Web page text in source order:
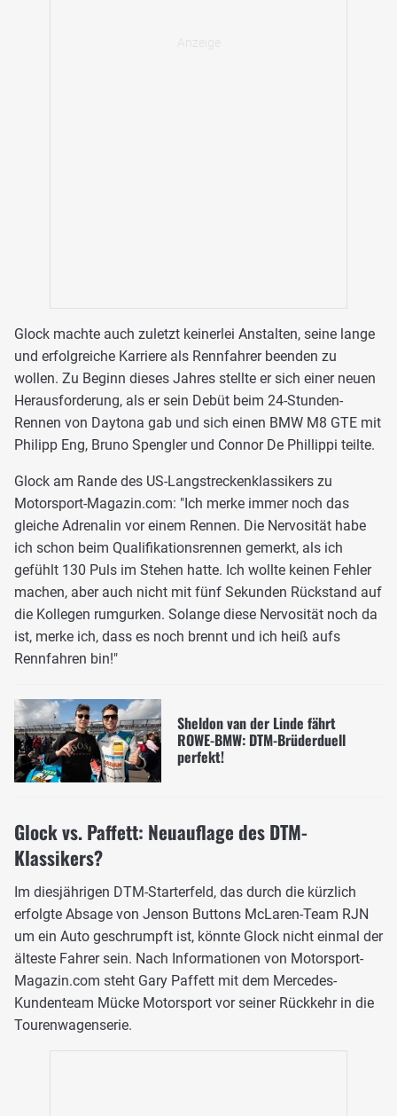
Glock machte auch zuletzt keinerlei Anstalten, seine lange
und erfolgreiche Karriere als Rennfahrer beenden zu
wollen. Zu Beginn dieses Jahres stellte er sich einer neuen
Herausforderung, als er sein Debüt beim 24-Stunden-
Rennen von Daytona gab und sich einen BMW M8 GTE mit
Philipp Eng, Bruno Spengler und Connor De Phillippi teilte.
Glock am Rande des US-Langstreckenklassikers zu
Motorsport-Magazin.com: "Ich merke immer noch das
gleiche Adrenalin vor einem Rennen. Die Nervosität habe
ich schon beim Qualifikationsrennen gemerkt, als ich
gefühlt 130 Puls im Stehen hatte. Ich wollte keinen Fehler
machen, aber auch nicht mit fünf Sekunden Rückstand auf
die Kollegen rumgurken. Solange diese Nervosität noch da
ist, merke ich, dass es noch brennt und ich heiß aufs
Rennfahren bin!"
Sheldon van der Linde fährt
ROWE-BMW: DTM-Brüderduell
perfekt!
Glock vs. Paffett: Neuauflage des DTM-
Klassikers?
Im diesjährigen DTM-Starterfeld, das durch die kürzlich
erfolgte Absage von Jenson Buttons McLaren-Team RJN
um ein Auto geschrumpft ist, könnte Glock nicht einmal der
älteste Fahrer sein. Nach Informationen von Motorsport-
Magazin.com steht Gary Paffett mit dem Mercedes-
Kundenteam Mücke Motorsport vor seiner Rückkehr in die
Tourenwagenserie.